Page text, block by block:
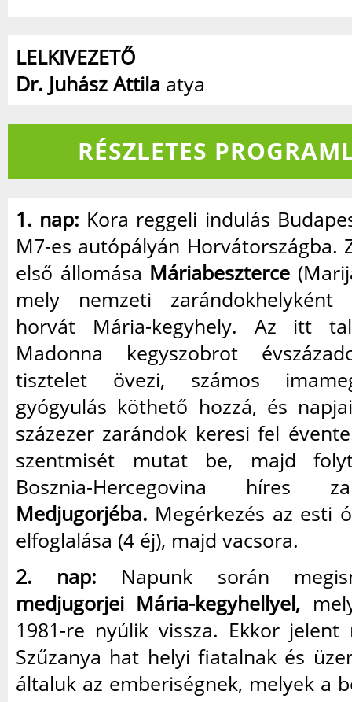
LELKIVEZETŐ
Dr. Juhász Attila atya
RÉSZLETES
1. nap: Kora reggeli indulás
M7-es autópályán Horvátországba.
első állomása Máriabeszterce
mely nemzeti zarándokhelyként
horvát Mária-kegyhely. Az itt
Madonna kegyszobrot
tisztelet övezi, számos
gyógyulás köthető hozzá, és
százezer zarándok keresi fel
szentmisét mutat be, majd
Bosznia-Hercegovina híres
Medjugorjéba. Megérkezés az esti
elfoglalása (4 éj), majd vacsora.
2. nap: Napunk során
medjugorjei Mária-kegyhellyel,
1981-re nyúlik vissza. Ekkor
Szűzanya hat helyi fiatalnak és
általuk az emberiségnek, melyek a